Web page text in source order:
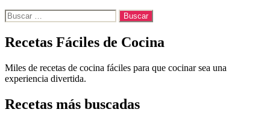
Buscar:
Recetas Fáciles de Cocina
Miles de recetas de cocina fáciles para que cocinar sea una
experiencia divertida.
Recetas más buscadas